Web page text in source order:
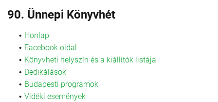
90. Ünnepi Könyvhét
Honlap
Facebook oldal
Könyvheti helyszín és a kiállítók listája
Dedikálások
Budapesti programok
Vidéki események